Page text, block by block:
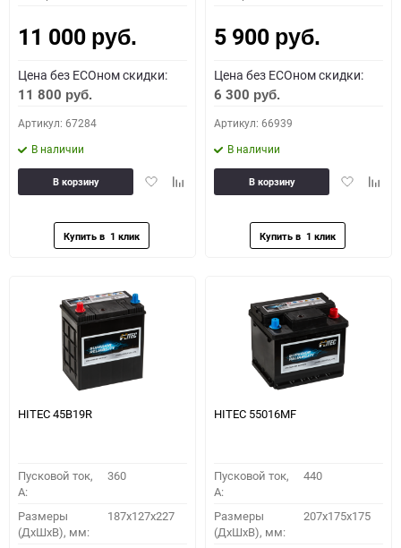
11 000 руб.
Цена без ECOном скидки:
11 800 руб.
Артикул: 67284
В наличии
ДобавитьДобавить
В корзину
5 900 руб.
Цена без ECOном скидки:
6 300 руб.
Артикул: 66939
В наличии
Добавить
В корзину
HITEC 45B19R
Пусковой ток,
A:
360
Размеры
(ДхШхВ), мм:
187x127x227
HITEC 55016MF
Пусковой ток,
A:
440
Размеры
(ДхШхВ), мм:
207x175x175